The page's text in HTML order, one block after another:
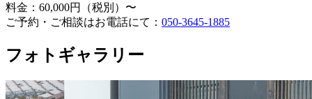
料金：60,000円（税別）〜
ご予約・ご相談はお電話にて： 050-3645-1885
フォトギャラリー